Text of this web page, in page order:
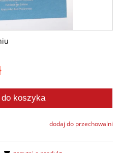
do koszyka
dodaj do przechowalni